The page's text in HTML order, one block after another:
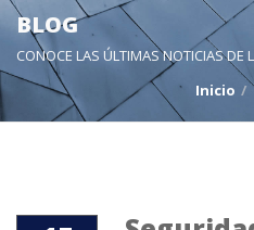
BLOG
CONOCE LAS ÚLTIMAS NOTICIAS DE
Inicio